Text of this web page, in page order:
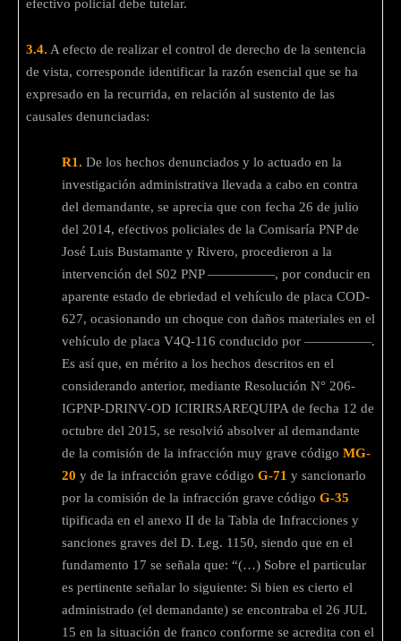
efectivo policial debe tutelar.
3.4. A efecto de realizar el control de derecho de la sentencia
de vista, corresponde identificar la razón esencial que se ha
expresado en la recurrida, en relación al sustento de las
causales denunciadas:
R1. De los hechos denunciados y lo actuado en la
investigación administrativa llevada a cabo en contra
del demandante, se aprecia que con fecha 26 de julio
del 2014, efectivos policiales de la Comisaría PNP de
José Luis Bustamante y Rivero, procedieron a la
intervención del S02 PNP —————, por conducir en
aparente estado de ebriedad el vehículo de placa COD-
627, ocasionando un choque con daños materiales en el
vehículo de placa V4Q-116 conducido por —————.
Es así que, en mérito a los hechos descritos en el
considerando anterior, mediante Resolución N° 206-
IGPNP-DRINV-OD ICIRIRSAREQUIPA de fecha 12 de
octubre del 2015, se resolvió absolver al demandante
de la comisión de la infracción muy grave código MG-
20 y de la infracción grave código G-71 y sancionarlo
por la comisión de la infracción grave código G-35
tipificada en el anexo II de la Tabla de Infracciones y
sanciones graves del D. Leg. 1150, siendo que en el
fundamento 17 se señala que: “(…) Sobre el particular
es pertinente señalar lo siguiente: Si bien es cierto el
administrado (el demandante) se encontraba el 26 JUL
15 en la situación de franco conforme se acredita con el